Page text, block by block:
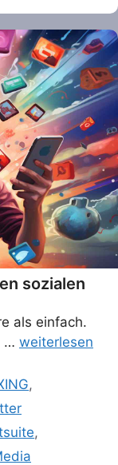
sozialen
als einfach.
… weiterlesen
,
,